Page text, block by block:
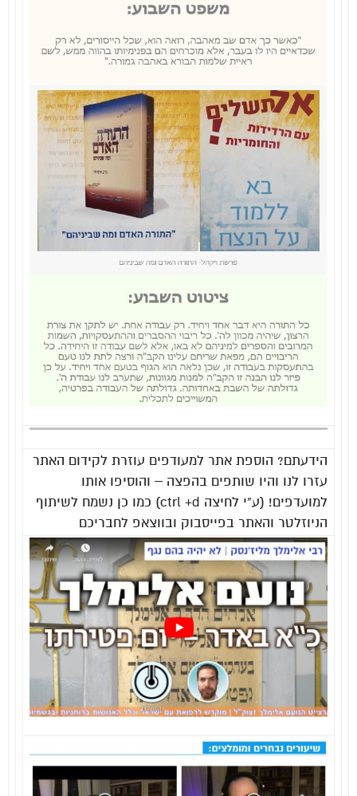
הידעתם? הוספת אתר למעודפים עוזרת לקידום האתר
עזרו לנו והיו שותפים בהפצה – והוסיפו אותו
למועדפים! (ע”י לחיצה ctrl +d) כמו כן נשמח לשיתוף
הניוזלטר והאתר בפייסבוק ובווצאפ לחבריכם